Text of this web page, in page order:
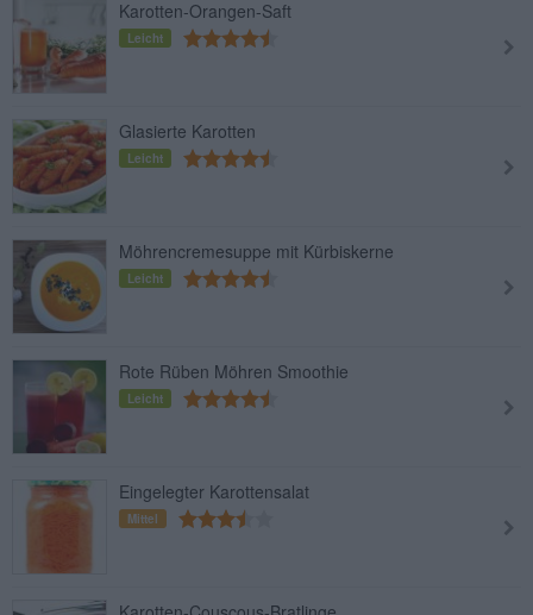
Karotten-Orangen-Saft
Leicht
Glasierte Karotten
Leicht
Möhrencremesuppe mit Kürbiskerne
Leicht
Rote Rüben Möhren Smoothie
Leicht
Eingelegter Karottensalat
Mittel